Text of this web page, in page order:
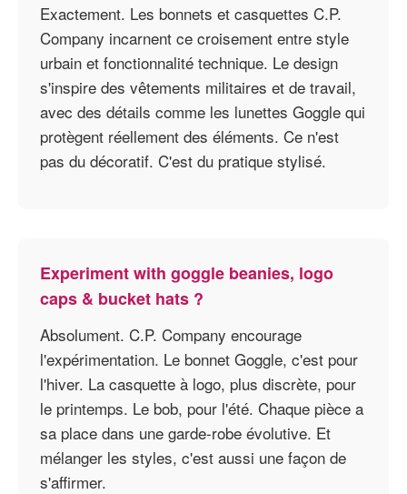
Exactement. Les bonnets et casquettes C.P.
Company incarnent ce croisement entre style
urbain et fonctionnalité technique. Le design
s'inspire des vêtements militaires et de travail,
avec des détails comme les lunettes Goggle qui
protègent réellement des éléments. Ce n'est
pas du décoratif. C'est du pratique stylisé.
Experiment with goggle beanies, logo
caps & bucket hats ?
Absolument. C.P. Company encourage
l'expérimentation. Le bonnet Goggle, c'est pour
l'hiver. La casquette à logo, plus discrète, pour
le printemps. Le bob, pour l'été. Chaque pièce a
sa place dans une garde-robe évolutive. Et
mélanger les styles, c'est aussi une façon de
s'affirmer.